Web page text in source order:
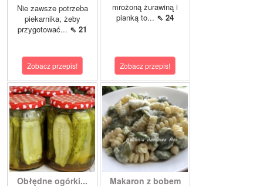
Nie zawsze potrzeba
piekarnika, żeby
przygotować... ⇖ 21
Zobacz przepis!
mrożoną żurawiną i
pianką to... ⇖ 24
Zobacz przepis!
Obłędne ogórki...
Makaron z bobem